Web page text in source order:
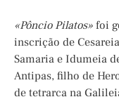
«Pôncio Pilatos» foi
inscrição de
Samaria e Idumeia
Antipas, filho de
de tetrarca na